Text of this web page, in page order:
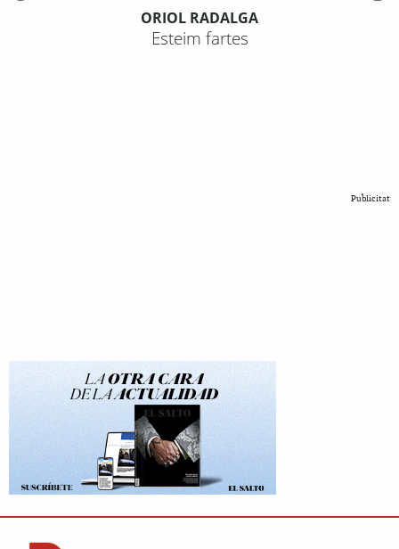
ORIOL RADALGA
Esteim fartes
Publicitat